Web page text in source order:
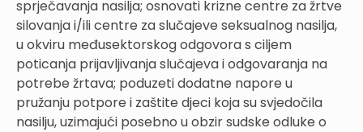
sprječavanja nasilja; osnovati krizne centre za žrtve
silovanja i/ili centre za slučajeve seksualnog nasilja,
u okviru međusektorskog odgovora s ciljem
poticanja prijavljivanja slučajeva i odgovaranja na
potrebe žrtava; poduzeti dodatne napore u
pružanju potpore i zaštite djeci koja su svjedočila
nasilju, uzimajući posebno u obzir sudske odluke o